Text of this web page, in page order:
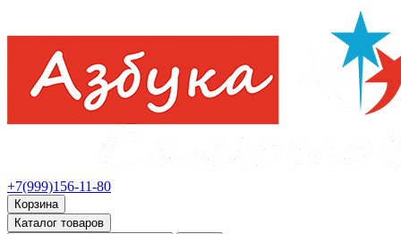
+7(999)156-11-80
Корзина
Каталог товаров